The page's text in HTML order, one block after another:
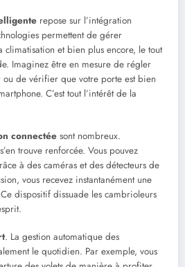
repose sur l’intégration
permettent de gérer
climatisation et bien plus encore, le tout
Imaginez être en mesure de régler
ou de vérifier que votre porte est bien
C’est tout l’intérêt de la
connectée sont nombreux.
trouve renforcée. Vous pouvez
à des caméras et des détecteurs de
vous recevez instantanément une
dispositif dissuade les cambrioleurs
. La gestion automatique des
le quotidien. Par exemple, vous